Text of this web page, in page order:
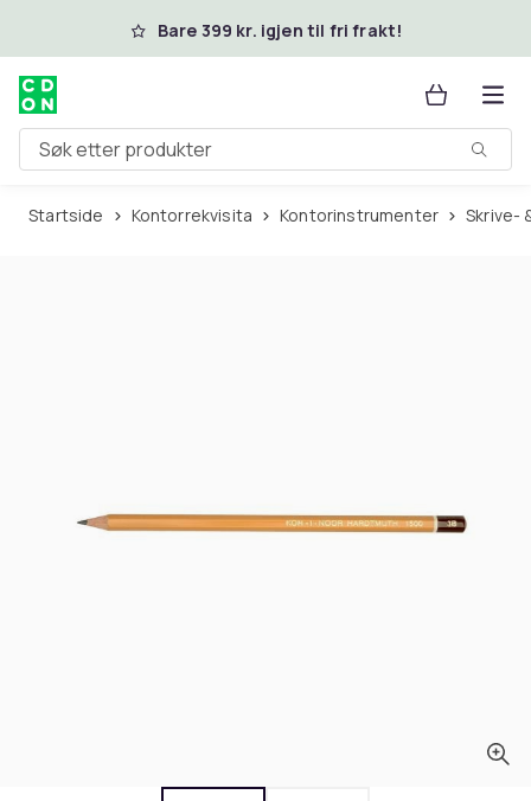
Hopp til hovedinnholdBare 399 kr. igjen til fri frakt!
Søk etter produkter
Startside Kontorrekvisita Kontorinstrumenter